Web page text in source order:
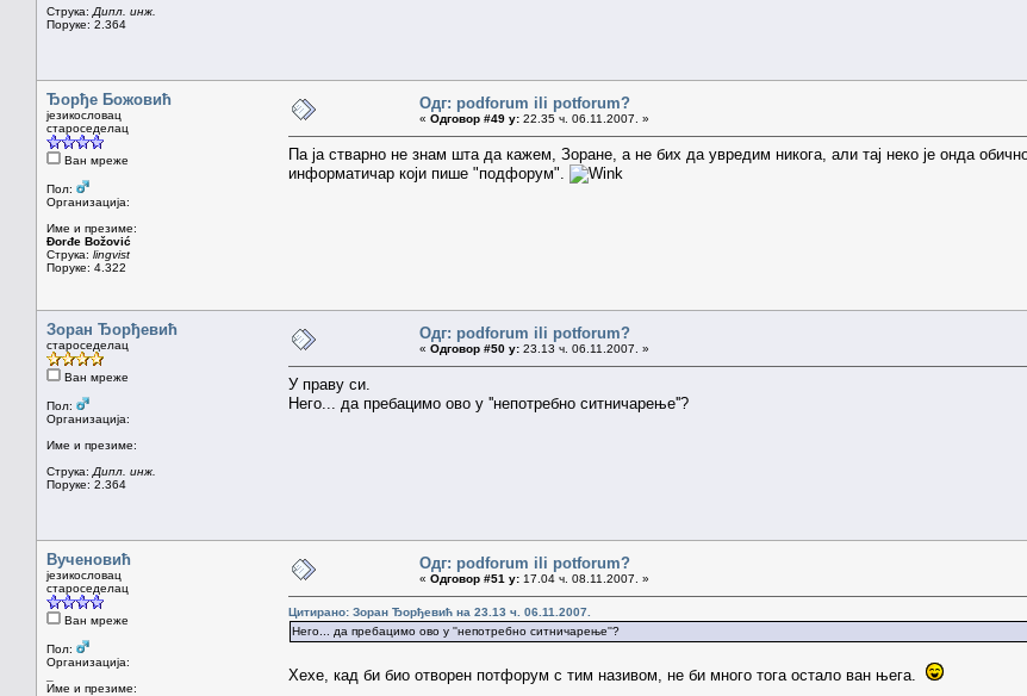
Струка: Дипл. инж.
Поруке: 2.364
Ђорђе Божовић
језикословац
староседелац
Ван мреже
Пол:
Организација:
Име и презиме:
Đorđe Božović
Струка: lingvist
Поруке: 4.322
Одг: podforum ili potforum?
« Одговор #49 у: 22.35 ч. 06.11.2007. »
Па ја стварно не знам шта да кажем, Зоране, а не бих да увредим никога, али тај неко је онда
информатичар који пише "подфорум".
Зоран Ђорђевић
староседелац
Ван мреже
Пол:
Организација:
Име и презиме:
Струка: Дипл. инж.
Поруке: 2.364
Одг: podforum ili potforum?
« Одговор #50 у: 23.13 ч. 06.11.2007. »
У праву си.
Него... да пребацимо ово у ''непотребно ситничарење''?
Вученовић
језикословац
староседелац
Ван мреже
Пол:
Организација:
Име и презиме:
Одг: podforum ili potforum?
« Одговор #51 у: 17.04 ч. 08.11.2007. »
Цитирано: Зоран Ђорђевић на 23.13 ч. 06.11.2007.
Него... да пребацимо ово у ''непотребно ситничарење''?
Хехе, кад би био отворен потфорум с тим називом, не би много тога остало ван њега.